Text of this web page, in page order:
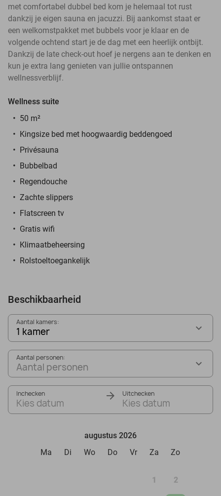
met comfortabel dubbel bed kom je helemaal tot rust
dankzij je eigen sauna en jacuzzi. Bij aankomst staat er
een welkomstpakket met bubbels voor je klaar en de
volgende ochtend start je de dag met een heerlijk ontbijt.
Dankzij de late check-out hoef je nergens aan te denken en
kun je extra lang genieten van jullie ontspannen
wellnessverblijf.
Wellness suite
50 m²
Kingsize bed met hoogwaardig beddengoed
Privésauna
Bubbelbad
Regendouche
Zachte slippers
Flatscreen tv
Gratis wifi
Klimaatbeheersing
Rolstoeltoegankelijk
Beschikbaarheid
Aantal kamers:
1 kamer
Aantal personen:
Aantal personen
Inchecken
Kies datum
Uitchecken
Kies datum
augustus 2026
Ma
Di Wo Do Vr Za Zo
1 2